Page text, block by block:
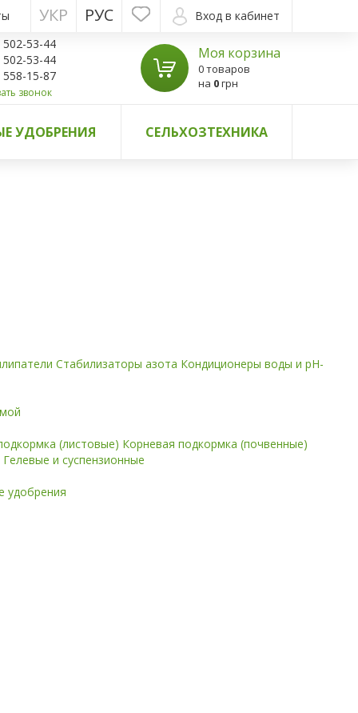
Вход в кабинет
РУС
УКР
502-53-44
502-53-44
558-15-87
звонок
Моя корзина
0 товаров
на 0грн
УДОБРЕНИЯ СЕЛЬХОЗТЕХНИКА
Стабилизаторы азота Кондиционеры воды и pH-
(листовые) Корневая подкормка (почвенные)
Гелевые и суспензионные
удобрения